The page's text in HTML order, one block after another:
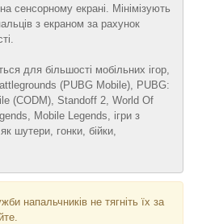
сенсорному екрані. Мінімізують
з екраном за рахунок
для більшості мобільних ігор,
(PUBG Mobile), PUBG:
(CODM), Standoff 2, World Of
Mobile Legends, ігри з
шутери, гонки, бійки,
напальчників не тягніть їх за